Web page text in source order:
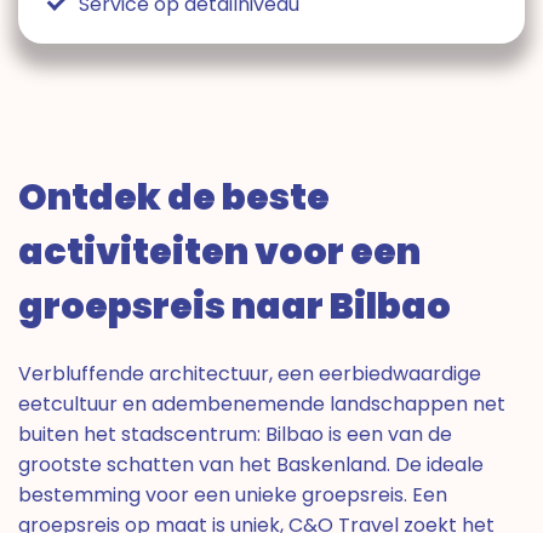
Ontdek de beste
activiteiten voor een
groepsreis naar Bilbao
Verbluffende architectuur, een eerbiedwaardige
eetcultuur en adembenemende landschappen net
buiten het stadscentrum: Bilbao is een van de
grootste schatten van het Baskenland. De ideale
bestemming voor een unieke groepsreis. Een
groepsreis op maat is uniek, C&O Travel zoekt het